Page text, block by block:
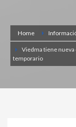
Home
Viedma tiene
temporario